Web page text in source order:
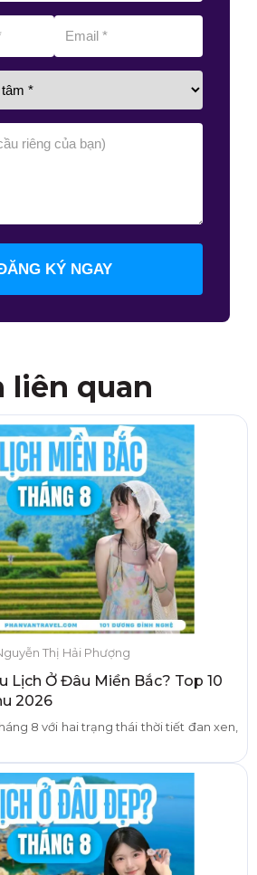
KÝ NGAY
liên quan
Thị Hải Phượng
Lịch Ở Đâu Miền Bắc? Top 10
2026
8 với hai trạng thái thời tiết đan xen,